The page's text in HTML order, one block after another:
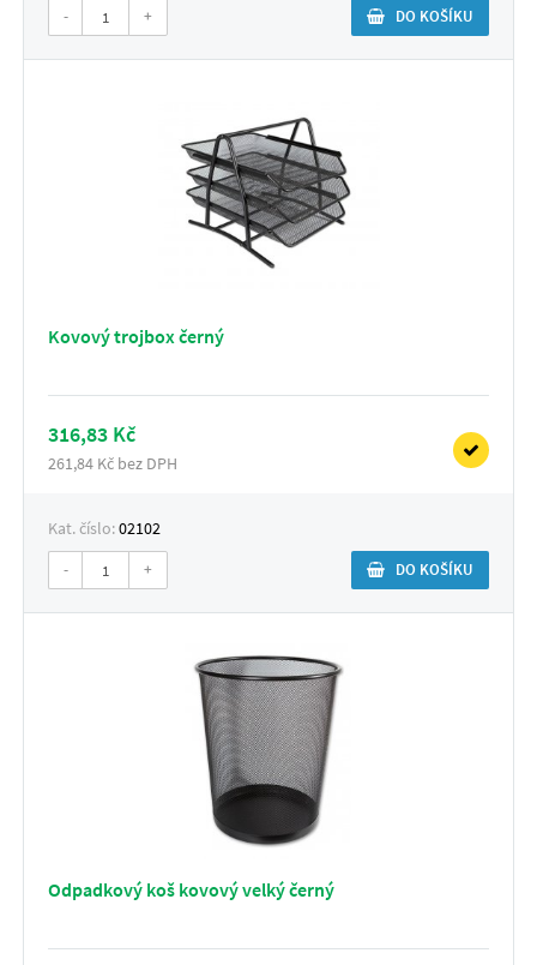
- + DO KOŠÍKU
Kovový trojbox černý
316,83 Kč
261,84 Kč bez DPH
Kat. číslo:02102
- + DO KOŠÍKU
Odpadkový koš kovový velký černý